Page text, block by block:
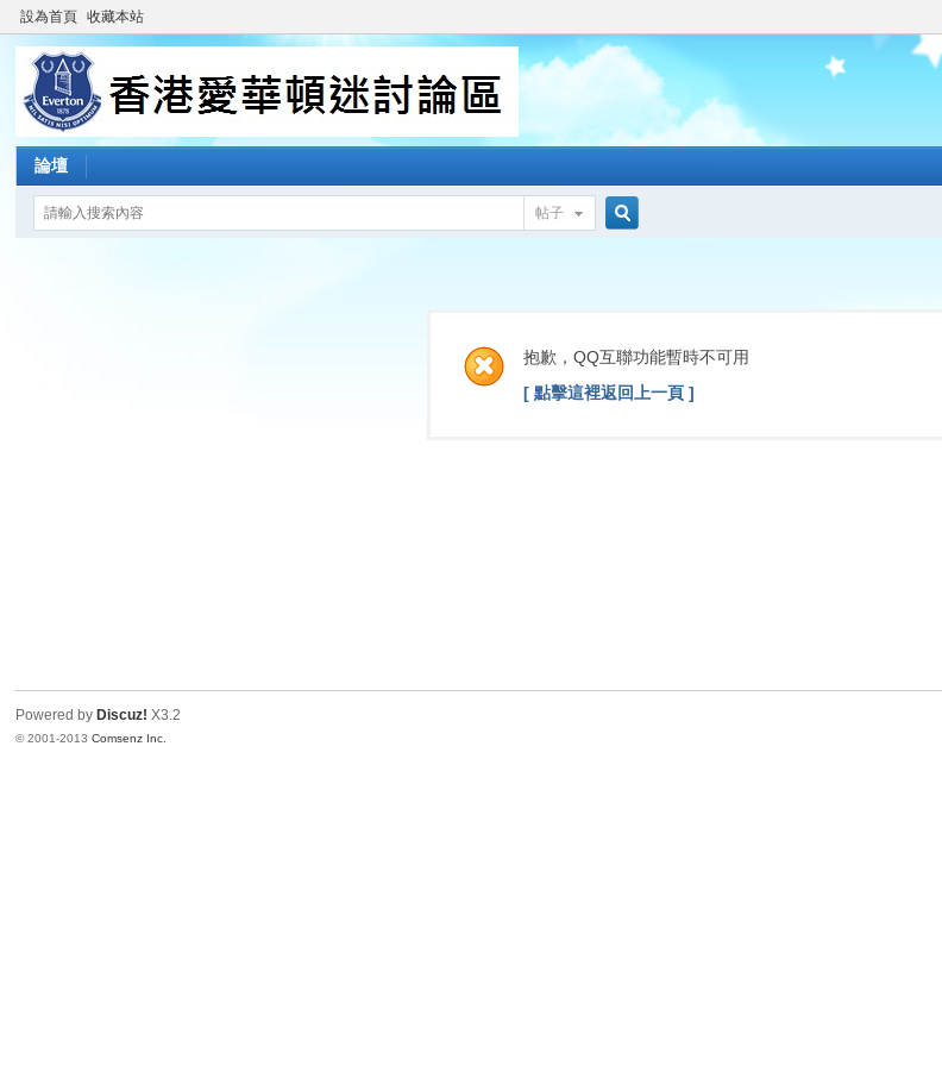
設為首頁 收藏本站
論壇
帖子
索
抱歉，QQ互聯功能暫時不可用
[ 點擊這裡返回上一頁 ]
Powered by Discuz! X3.2
© 2001-2013Comsenz Inc.